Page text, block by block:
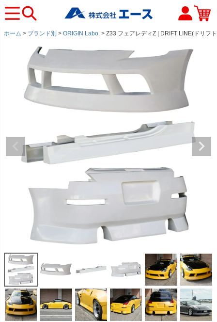
ホーム ブランド別 ORIGIN Labo. Z33 フェアレディZ | DRIFT LINE(ドリフ